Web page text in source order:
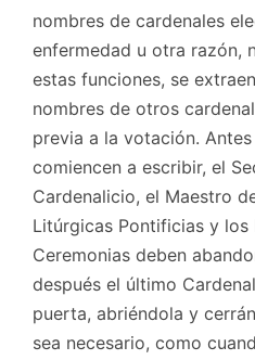
nombres de cardenales
enfermedad u otra razón,
estas funciones, se
nombres de otros
previa a la votación.
comiencen a escribir, el
Cardenalicio, el Maestro
Litúrgicas Pontificias y los
Ceremonias deben
después el último
puerta, abriéndola y
sea necesario, como